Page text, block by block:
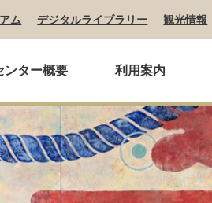
ム デジタルライブラリー 観光情報
ンター概要 利用案内